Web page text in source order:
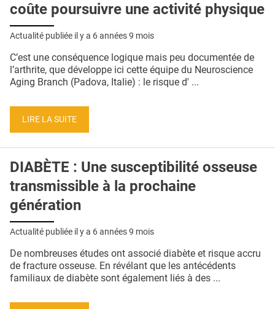
coûte poursuivre une activité physique
Actualité publiée il y a 6 années 9 mois
C’est une conséquence logique mais peu documentée de
l’arthrite, que développe ici cette équipe du Neuroscience
Aging Branch (Padova, Italie) : le risque d' ...
LIRE LA SUITE
DIABÈTE : Une susceptibilité osseuse
transmissible à la prochaine
génération
Actualité publiée il y a 6 années 9 mois
De nombreuses études ont associé diabète et risque accru
de fracture osseuse. En révélant que les antécédents
familiaux de diabète sont également liés à des ...